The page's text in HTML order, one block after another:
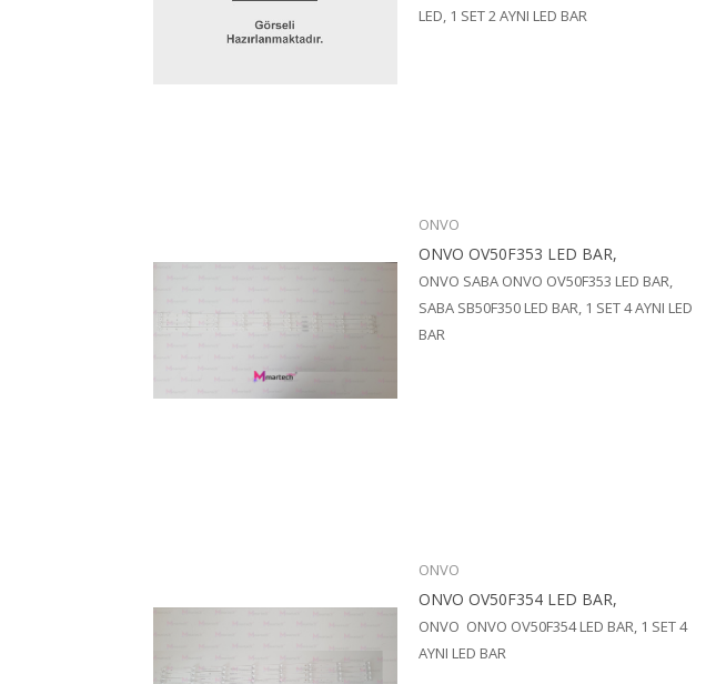
LED, 1 SET 2 AYNI LED BAR
ONVO
ONVO OV50F353 LED BAR,
ONVO SABA ONVO OV50F353 LED BAR,
SABA SB50F350 LED BAR, 1 SET 4 AYNI LED
BAR
ONVO
ONVO OV50F354 LED BAR,
ONVO ONVO OV50F354 LED BAR, 1 SET 4
AYNI LED BAR